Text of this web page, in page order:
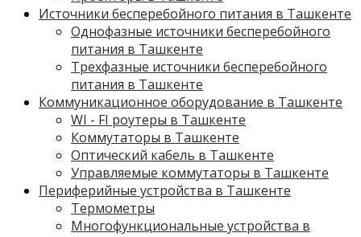
Источники бесперебойного питания в Ташкенте
Однофазные источники бесперебойного
питания в Ташкенте
Трехфазные источники бесперебойного
питания в Ташкенте
Коммуникационное оборудование в Ташкенте
WI - FI роутеры в Ташкенте
Коммутаторы в Ташкенте
Оптический кабель в Ташкенте
Управляемые коммутаторы в Ташкенте
Периферийные устройства в Ташкенте
Термометры
Многофункциональные устройства в